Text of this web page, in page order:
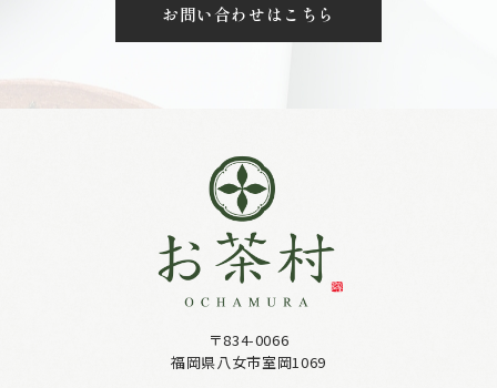
お問い合わせはこちら
〒834-0066
福岡県八女市室岡1069